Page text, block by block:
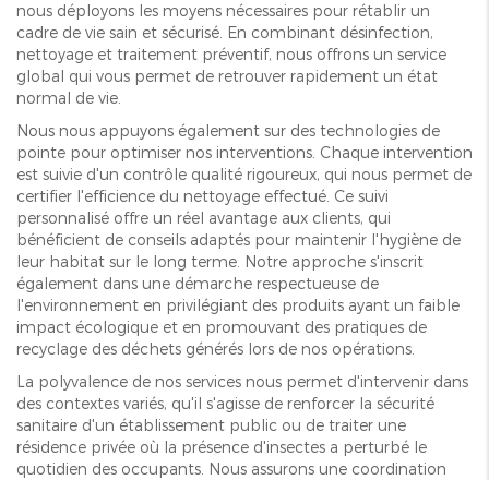
nous déployons les moyens nécessaires pour rétablir un
cadre de vie sain et sécurisé. En combinant désinfection,
nettoyage et traitement préventif, nous offrons un service
global qui vous permet de retrouver rapidement un état
normal de vie.
Nous nous appuyons également sur des technologies de
pointe pour optimiser nos interventions. Chaque intervention
est suivie d'un contrôle qualité rigoureux, qui nous permet de
certifier l'efficience du nettoyage effectué. Ce suivi
personnalisé offre un réel avantage aux clients, qui
bénéficient de conseils adaptés pour maintenir l'hygiène de
leur habitat sur le long terme. Notre approche s'inscrit
également dans une démarche respectueuse de
l'environnement en privilégiant des produits ayant un faible
impact écologique et en promouvant des pratiques de
recyclage des déchets générés lors de nos opérations.
La polyvalence de nos services nous permet d'intervenir dans
des contextes variés, qu'il s'agisse de renforcer la sécurité
sanitaire d'un établissement public ou de traiter une
résidence privée où la présence d'insectes a perturbé le
quotidien des occupants. Nous assurons une coordination